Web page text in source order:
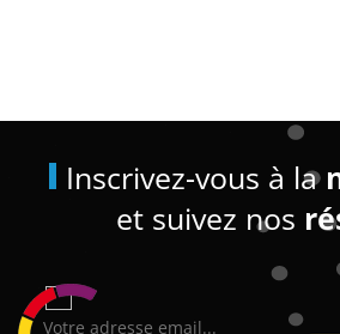
Inscrivez-vous à la
et suivez nos